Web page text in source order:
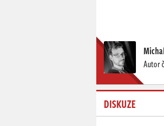
Autor
DISKUZE